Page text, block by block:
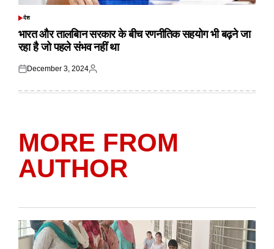
POSTED
देश
भारत और तालबिान सरकार के बीच रणनीतिक सहयोग भी बढ़ने जा
रहा है जो पहले संभव नहीं था
Posted
December 3, 2024
Posted
MORE FROM
AUTHOR